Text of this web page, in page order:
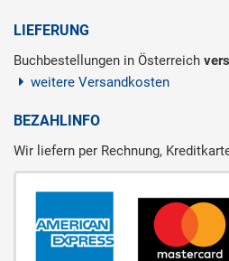
LIEFERUNG
Buchbestellungen in Österreich
weitere Versandkosten
BEZAHLINFO
Wir liefern per Rechnung,